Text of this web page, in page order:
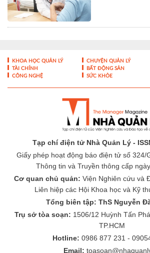
KHOA HỌC QUẢN LÝ CHUYỆN QUẢN LÝ
TÀI CHÍNH
BẤT ĐỘNG SẢN
CÔNG NGHỆ
SỨC KHỎE
Tạp chí điện tử Nhà Quản Lý -
Giấy phép hoạt động báo điện tử số
Thông tin và Truyền thông cấp
Cơ quan chủ quản: Viện Nghiên cứu và
Liên hiệp các Hội Khoa học và Kỹ
Tổng biên tập: ThS Nguyễn
Trụ sở tòa soạn: 1506/12 Huỳnh Tấn
TP.HCM
Hotline: 0986 877 231 -
Email: